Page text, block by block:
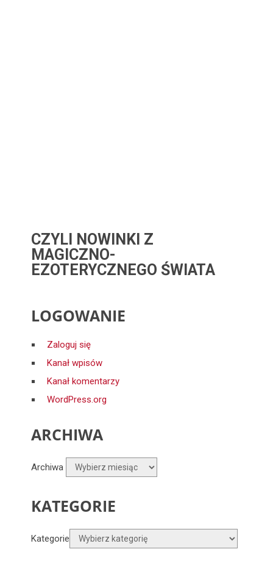
CZYLI NOWINKI Z
MAGICZNO-
EZOTERYCZNEGO ŚWIATA
LOGOWANIE
Zaloguj się
Kanał wpisów
Kanał komentarzy
WordPress.org
ARCHIWA
Archiwa
KATEGORIE
Kategorie